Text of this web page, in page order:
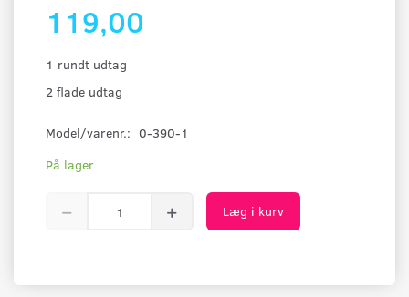
119,00
1 rundt udtag
2 flade udtag
Model/varenr.: 0-390-1
På lager
Læg i kurv